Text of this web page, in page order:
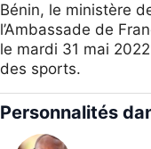
Bénin, le ministère
l’Ambassade de
le mardi 31 mai
des sports.
Personnalités